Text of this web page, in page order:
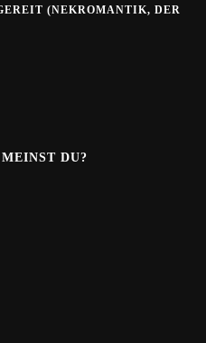
(NEKROMANTIK, DER
DU?